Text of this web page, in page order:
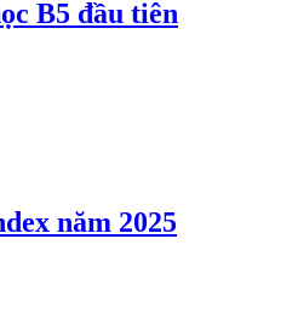
B5 đầu tiên
năm 2025